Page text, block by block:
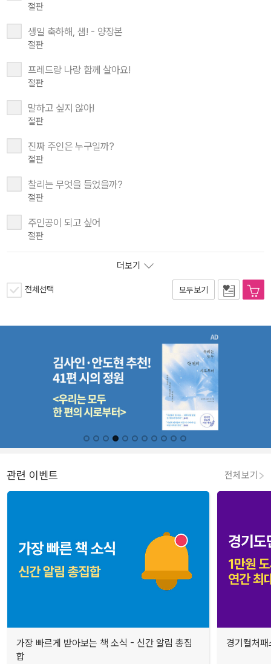
절판
생일 축하해, 샘! - 양장본
절판
프레드랑 나랑 함께 살아요!
절판
말하고 싶지 않아!
절판
진짜 주인은 누구일까?
절판
찰리는 무엇을 들었을까?
절판
주인공이 되고 싶어
절판
더보기
전체선택 모두보기
관련 이벤트 전체보기
가장 빠르게 받아보는 책 소식 - 신간 알림 총집
합
경기컬처